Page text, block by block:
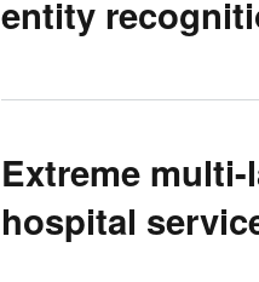
entity
Extreme
hospital